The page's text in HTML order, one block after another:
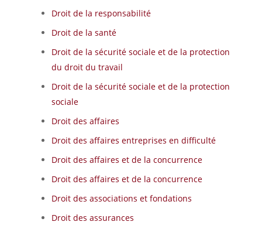
Droit de la responsabilité
Droit de la santé
Droit de la sécurité sociale et de la protection
du droit du travail
Droit de la sécurité sociale et de la protection
sociale
Droit des affaires
Droit des affaires entreprises en difficulté
Droit des affaires et de la concurrence
Droit des affaires et de la concurrence
Droit des associations et fondations
Droit des assurances